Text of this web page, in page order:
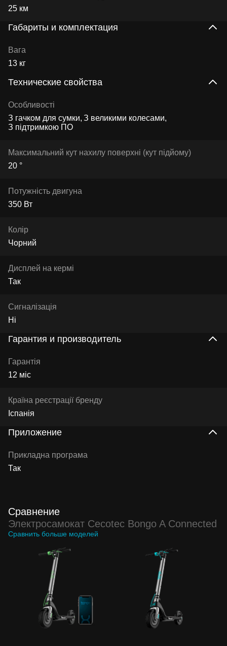
25 км
Габариты и комплектация
Вага
13 кг
Технические свойства
Особливості
З гачком для сумки З великими колесами
З підтримкою ПО
Максимальний кут нахилу поверхні (кут підйому)
20 °
Потужність двигуна
350 Вт
Колір
Чорний
Дисплей на кермі
Так
Сигналізація
Ні
Гарантия и производитель
Гарантія
12 міс
Країна реєстрації бренду
Іспанія
Приложение
Прикладна програма
Так
Сравнение
Электросамокат Cecotec Bongo A Connected
Сравнить больше моделей